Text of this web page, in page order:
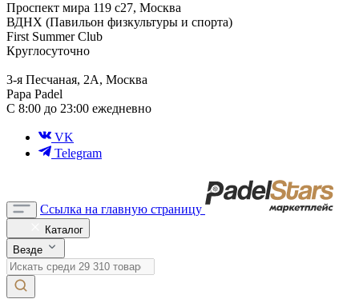
Проспект мира 119 с27, Москва
ВДНХ (Павильон физкультуры и спорта)
First Summer Club
Круглосуточно
3-я Песчаная, 2А, Москва
Papa Padel
С 8:00 до 23:00 ежедневно
VK
Telegram
Ссылка на главную страницу
Каталог
Везде